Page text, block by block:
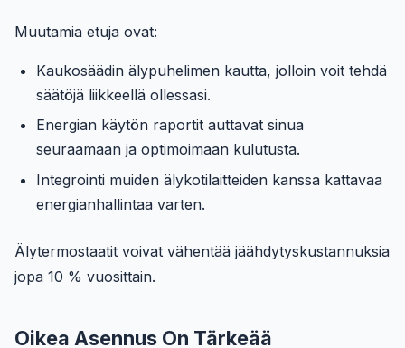
Muutamia etuja ovat:
Kaukosäädin älypuhelimen kautta, jolloin voit tehdä
säätöjä liikkeellä ollessasi.
Energian käytön raportit auttavat sinua
seuraamaan ja optimoimaan kulutusta.
Integrointi muiden älykotilaitteiden kanssa kattavaa
energianhallintaa varten.
Älytermostaatit voivat vähentää jäähdytyskustannuksia
jopa 10 % vuosittain.
Oikea Asennus On Tärkeää